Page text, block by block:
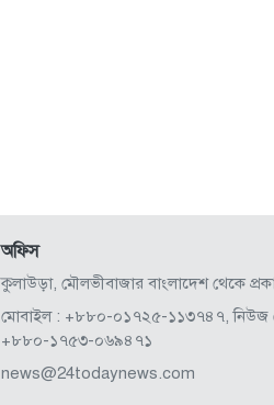
অফিস
কুলাউড়া, মৌলভীবাজার বাংলাদেশ থেকে
মোবাইল : +৮৮০-০১৭২৫-১১৩৭৪৭, নিউজ
+৮৮০-১৭৫৩-০৬৯৪৭১
news@24todaynews.com